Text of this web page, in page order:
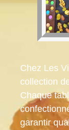
Chez Les
collection
Chaque
garantir